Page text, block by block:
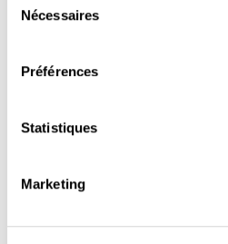
Nécessaires
Préférences
Statistiques
Marketing
un commentaire. S'il vous plaît